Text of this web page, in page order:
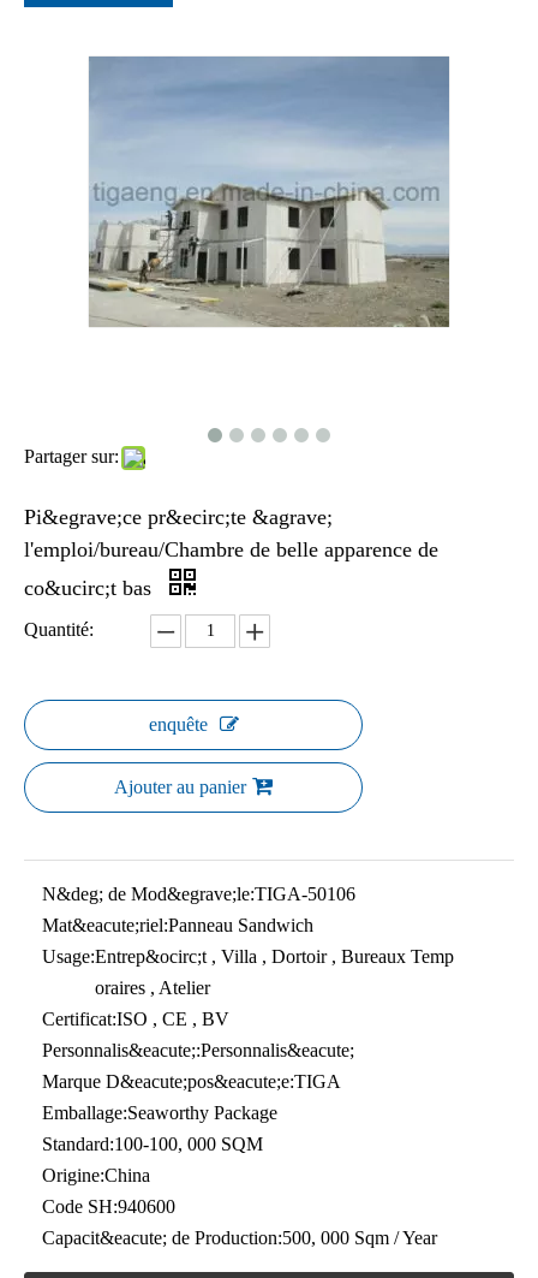
Partager sur:
Pi&egrave;ce pr&ecirc;te &agrave;
l'emploi/bureau/Chambre de belle apparence de
co&ucirc;t bas
Quantité:
enquête
Ajouter au panier
N&deg; de Mod&egrave;le:TIGA-50106
Mat&eacute;riel:Panneau Sandwich
Usage:Entrep&ocirc;t , Villa , Dortoir , Bureaux Temp
oraires , Atelier
Certificat:ISO , CE , BV
Personnalis&eacute;:Personnalis&eacute;
Marque D&eacute;pos&eacute;e:TIGA
Emballage:Seaworthy Package
Standard:100-100, 000 SQM
Origine:China
Code SH:940600
Capacit&eacute; de Production:500, 000 Sqm / Year